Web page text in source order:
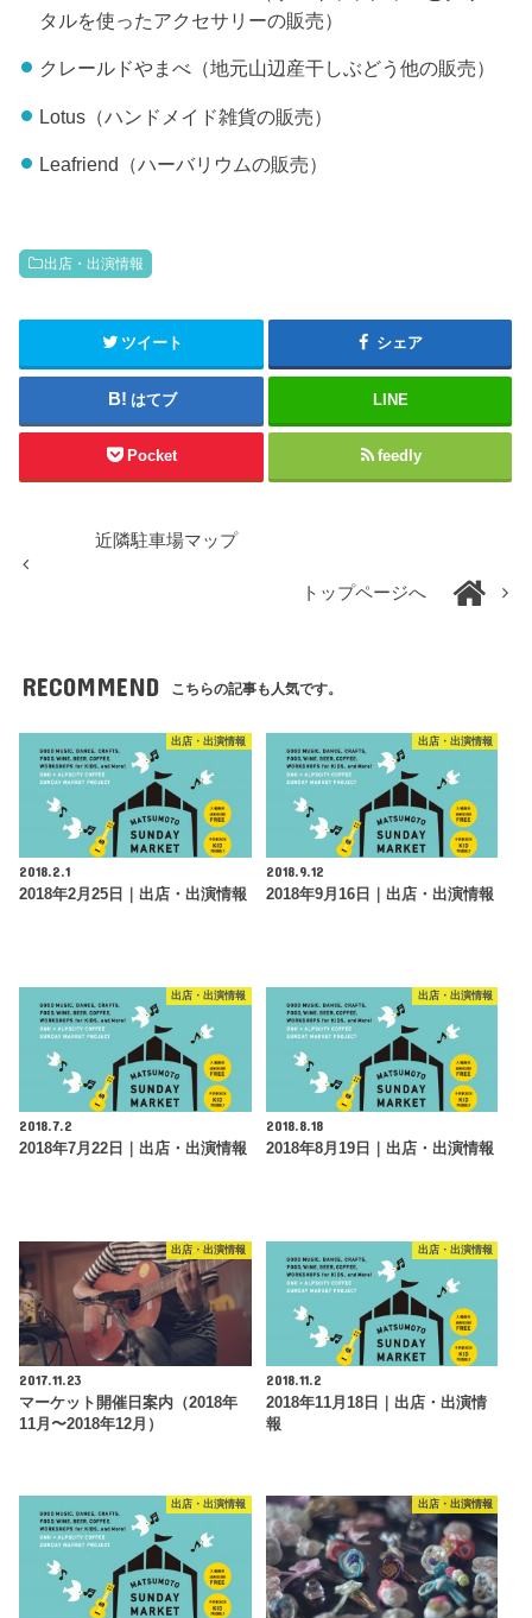
タルを使ったアクセサリーの販売）
クレールドやまべ（地元山辺産干しぶどう他の販売）
Lotus（ハンドメイド雑貨の販売）
Leafriend（ハーバリウムの販売）
出店・出演情報
ツイート シェア
はてブ LINE
Pocket feedly
近隣駐車場マップ
トップページへ
RECOMMEND こちらの記事も人気です。
出店・出演情報
2018.2.1
2018年2月25日｜出店・出演情報
出店・出演情報
2018.9.12
2018年9月16日｜出店・出演情報
出店・出演情報
2018.7.2
2018年7月22日｜出店・出演情報
出店・出演情報
2018.8.18
2018年8月19日｜出店・出演情報
出店・出演情報
2017.11.23
マーケット開催日案内（2018年
11月〜2018年12月）
出店・出演情報
2018.11.2
2018年11月18日｜出店・出演情
報
出店・出演情報 出店・出演情報